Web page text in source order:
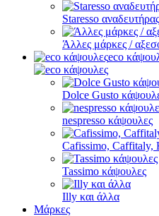
Staresso αναδευτήρας
Άλλες μάρκες /
eco
Dolce Gusto
nespresso κάψουλες
Cafissimo, Caffitaly,
Tassimo κάψουλες
Illy και άλλα
Μάρκες